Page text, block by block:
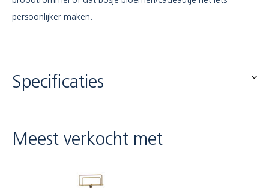
persoonlijker maken.
Specificaties
Meest verkocht met